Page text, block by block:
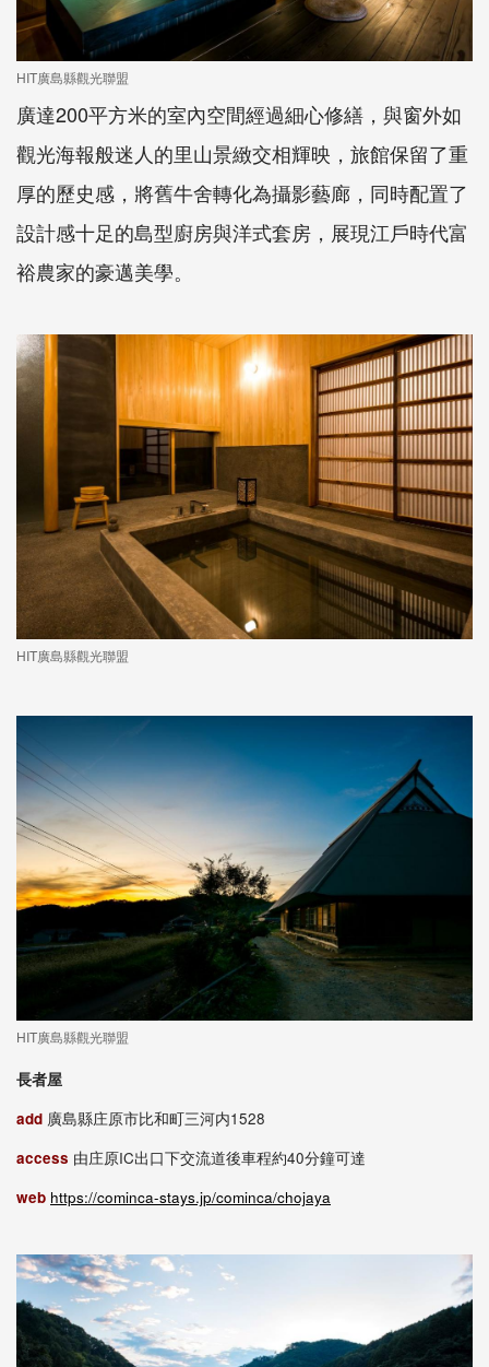
HIT廣島縣觀光聯盟
廣達200平方米的室內空間經過細心修繕，與窗外如
觀光海報般迷人的里山景緻交相輝映，旅館保留了重
厚的歷史感，將舊牛舍轉化為攝影藝廊，同時配置了
設計感十足的島型廚房與洋式套房，展現江戶時代富
裕農家的豪邁美學。
HIT廣島縣觀光聯盟
HIT廣島縣觀光聯盟
長者屋
add 廣島縣庄原市比和町三河内1528
access 由庄原IC出口下交流道後車程約40分鐘可達
web https://cominca-stays.jp/cominca/chojaya